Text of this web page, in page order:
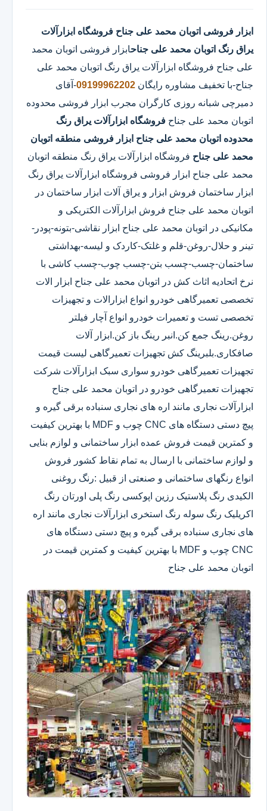
ابزار فروشی اتوبان محمد علی جناح فروشگاه ابزارآلات
یراق رنگ اتوبان محمد علی جناحابزار فروشی اتوبان محمد
علی جناح فروشگاه ابزارآلات یراق رنگ اتوبان محمد علی
جناح-با تخفیف مشاوره رایگان 09199962202-آقای
دمیرچی شبانه روزی کارگران مجرب ابزار فروشی محدوده
اتوبان محمد علی جناح فروشگاه ابزارآلات یراق رنگ
محدوده اتوبان محمد علی جناح ابزار فروشی منطقه اتوبان
محمد علی جناح فروشگاه ابزارآلات یراق رنگ منطقه اتوبان
محمد علی جناح ابزار فروشی فروشگاه ابزارآلات یراق رنگ
ابزار ساختمان فروش ابزار و یراق آلات ابزار ساختمان در
اتوبان محمد علی جناح فروش ابزارآلات الکتریکی و
مکانیکی در اتوبان محمد علی جناح ابزار نقاشی-بتونه-پودر-
تینر و حلال-روغن-قلم و غلتک-کاردک و لیسه-بهداشتی
ساختمان-چسب-چسب بتن-چسب چوب-چسب کاشی با
نرخ اتحادیه اثاث کش در اتوبان محمد علی جناح ابزار الات
تخصصی تعمیرگاهی خودرو انواع ابزارالات و تجهیزات
تخصصی تست و تعمیرات خودرو انواع آچار فیلتر
روغن.رینگ جمع کن.انبر رینگ باز کن.ابزار آلات
صافکاری.بلبرینگ کش تجهیزات تعمیرگاهی لیست قیمت
تجهیزات تعمیرگاهی خودرو سواری سبک ابزارآلات شرکت
تجهیزات تعمیرگاهی خودرو در اتوبان محمد علی جناح
ابزارآلات نجاری مانند اره های نجاری سنباده برقی گیره و
پیچ دستی دستگاه های CNC چوب و MDF با بهترین کیفیت
و کمترین قیمت فروش عمده ابزار ساختمانی و لوازم بنایی
و لوازم ساختمانی با ارسال به تمام نقاط کشور فروش
انواع رنگهای ساختمانی و صنعتی از قبیل :رنگ روغنی
الکیدی رنگ پلاستیک رزین اپوکسی رنگ پلی اورتان رنگ
اکریلیک رنگ سوله رنگ استخری ابزارآلات نجاری مانند اره
های نجاری سنباده برقی گیره و پیچ دستی دستگاه های
CNC چوب و MDF با بهترین کیفیت و کمترین قیمت در
اتوبان محمد علی جناح